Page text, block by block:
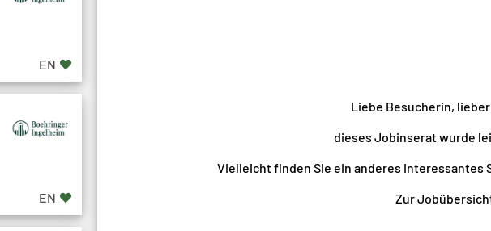
Liebe Besucherin,
dieses Jobinserat wurde
Vielleicht finden Sie ein anderes interessantes
Zur
EN
EN